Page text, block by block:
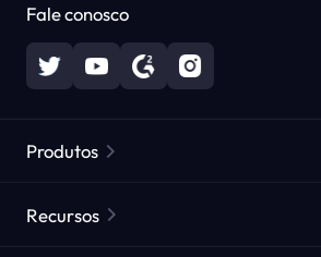
Fale conosco
Produtos
Recursos